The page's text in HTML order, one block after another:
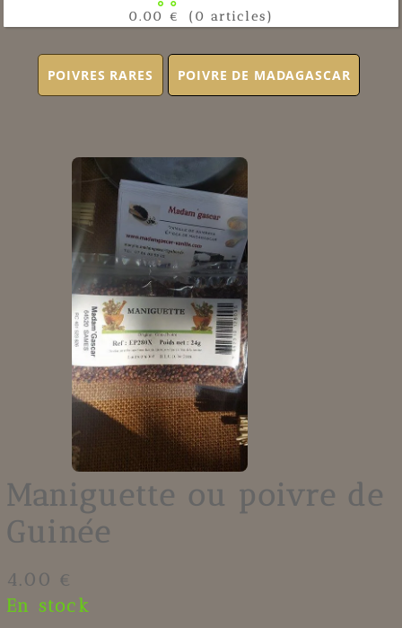
0.00 € (0 articles)
POIVRES RARES POIVRE DE MADAGASCAR
Maniguette ou poivre de
Guinée
4.00 €
En stock